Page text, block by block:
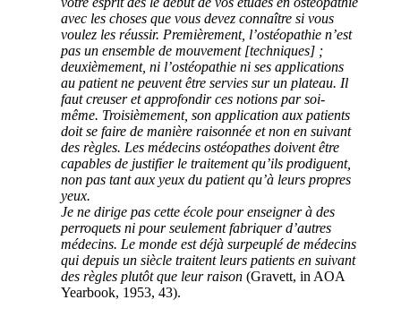
avec les choses que vous devez connaître si vous
voulez les réussir. Premièrement, l’ostéopathie n’est
pas un ensemble de mouvement [techniques] ;
deuxièmement, ni l’ostéopathie ni ses applications
au patient ne peuvent être servies sur un plateau. Il
faut creuser et approfondir ces notions par soi-
même. Troisièmement, son application aux patients
doit se faire de manière raisonnée et non en suivant
des règles. Les médecins ostéopathes doivent être
capables de justifier le traitement qu’ils prodiguent,
non pas tant aux yeux du patient qu’à leurs propres
yeux.
Je ne dirige pas cette école pour enseigner à des
perroquets ni pour seulement fabriquer d’autres
médecins. Le monde est déjà surpeuplé de médecins
qui depuis un siècle traitent leurs patients en suivant
des règles plutôt que leur raison (Gravett, in AOA
Yearbook, 1953, 43).